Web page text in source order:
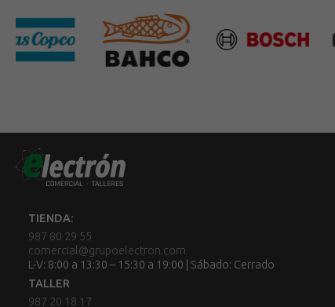
TIENDA:
987 80 29 55
comercial@grupoelectron.com
L-V: 8:00 a 13:30 – 15:30 a 19:00 | Sábado: Cerrado
TALLER
987 20 18 17